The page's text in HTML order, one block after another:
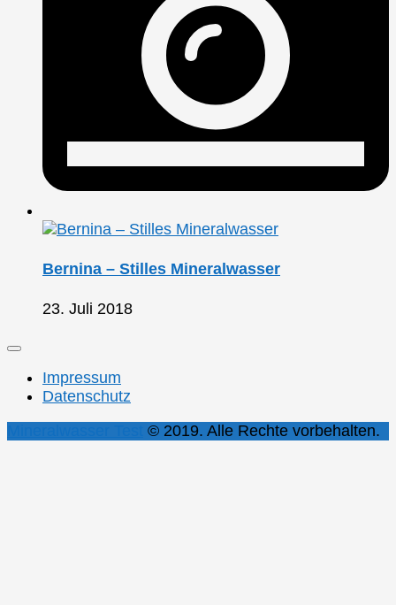
Bernina – Stilles Mineralwasser
23. Juli 2018
Impressum
Datenschutz
© 2019. Alle Rechte vorbehalten.